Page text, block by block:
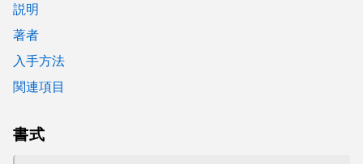
説明
著者
入手方法
関連項目
書式